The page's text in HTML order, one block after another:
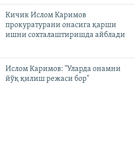
Кичик Ислом Каримов
прокуратурани онасига қарши
ишни сохталаштиришда айблади
Ислом Каримов: "Уларда онамни
йўқ қилиш режаси бор"